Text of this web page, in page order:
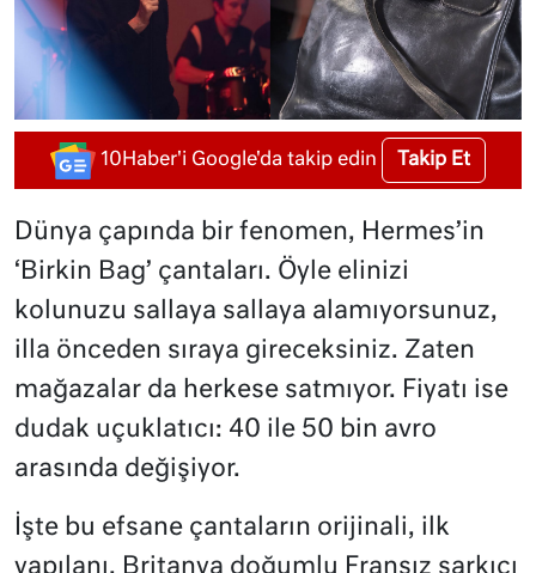
10Haber'i Google'da takip edin Takip Et
Dünya çapında bir fenomen, Hermes’in
‘Birkin Bag’ çantaları. Öyle elinizi
kolunuzu sallaya sallaya alamıyorsunuz,
illa önceden sıraya gireceksiniz. Zaten
mağazalar da herkese satmıyor. Fiyatı ise
dudak uçuklatıcı: 40 ile 50 bin avro
arasında değişiyor.
İşte bu efsane çantaların orijinali, ilk
yapılanı, Britanya doğumlu Fransız şarkıcı